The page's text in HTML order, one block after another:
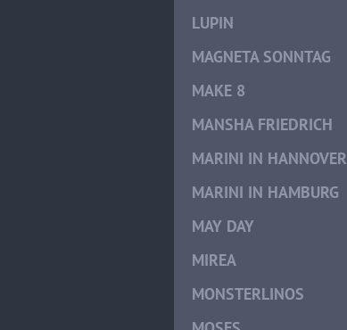
LUPIN
MAGNETA SONNTAG
MAKE 8
MANSHA FRIEDRICH
MARINI IN HANNOVER
MARINI IN HAMBURG
MAY DAY
MIREA
MONSTERLINOS